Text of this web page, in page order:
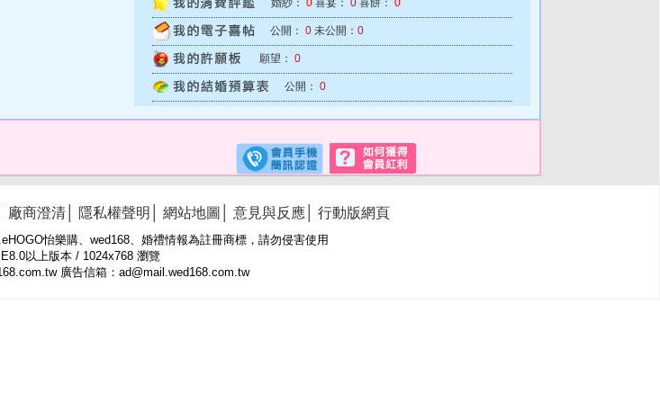
公開： 0 未公開： 0
願望： 0
公開： 0
廠商澄清 隱私權聲明 網站地圖 意見與反應 行動版網頁
怡樂購、wed168、婚禮情報為註冊商標，請勿侵害使用
以上版本 / 1024x768 瀏覽
廣告信箱：ad@mail.wed168.com.tw